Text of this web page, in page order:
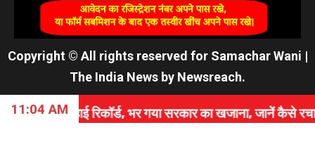
Copyright © All rights reserved for Samachar Wani |
The India News by Newsreach.
11:04 AMभर गया सरकार का खजाना, जानें कैसे रचा इतिहास।